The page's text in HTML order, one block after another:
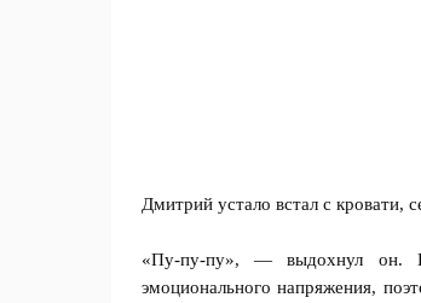
Дмитрий устало встал с кровати,
«Пу-пу-пу», — выдохнул он.
эмоционального напряжения,